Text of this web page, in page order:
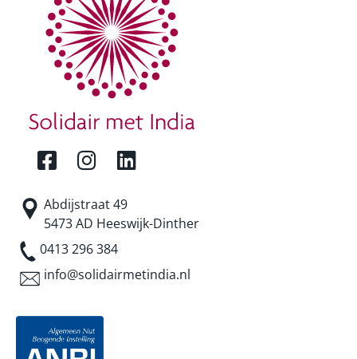
Abdijstraat 49
5473 AD Heeswijk-Dinther
0413 296 384
info@solidairmetindia.nl